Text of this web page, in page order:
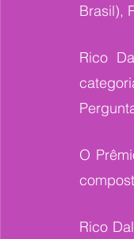
Brasil),
Rico
O
Rico